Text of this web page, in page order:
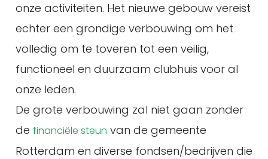
onze activiteiten. Het nieuwe gebouw vereist
echter een grondige verbouwing om het
volledig om te toveren tot een veilig,
functioneel en duurzaam clubhuis voor al
onze leden.
De grote verbouwing zal niet gaan zonder
de financiële steun van de gemeente
Rotterdam en diverse fondsen/bedrijven die